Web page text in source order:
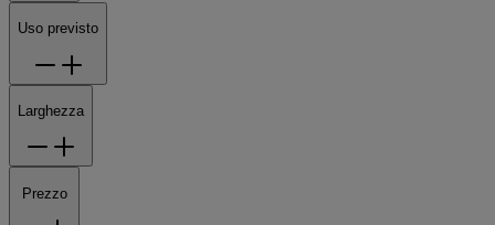
Uso previsto
Larghezza
Prezzo